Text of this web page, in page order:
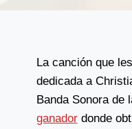
La canción que
dedicada a
Banda Sonora de
ganadordonde